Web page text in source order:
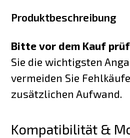
Produktbeschreibung
Bitte vor dem Kauf
Sie die wichtigsten
vermeiden Sie
zusätzlichen Aufwand.
Kompatibilität &